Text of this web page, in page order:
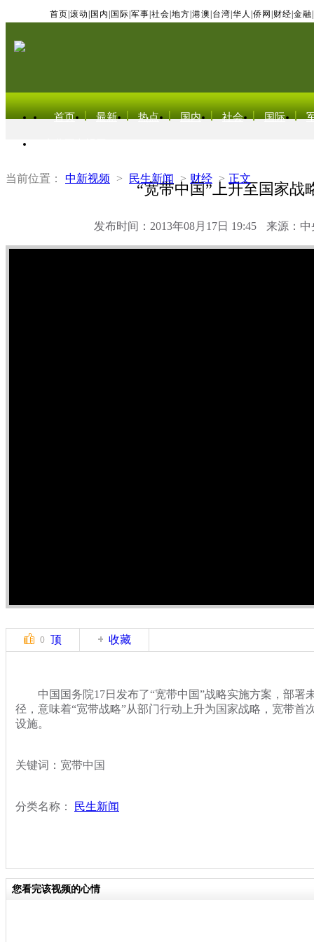
首页 滚动 国内 国际 军事 社会 地方 港澳 台湾 华人 侨网 财经 金融
首页 最新 热点 国内 社会 国际
当前位置： 中新视频 > 民生新闻 > 财经 > 正文
“宽带中国”上升至国家战
发布时间：2013年08月17日 19:45 来源：中
0 顶 收藏
中国国务院17日发布了“宽带中国”战略实施方案，部署
径，意味着“宽带战略”从部门行动上升为国家战略，宽带首
设施。
关键词：宽带中国
分类名称： 民生新闻
您看完该视频的心情